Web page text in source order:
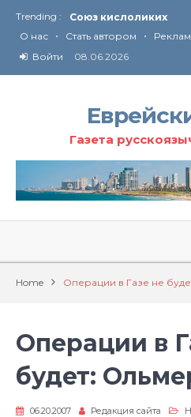
Trending :
Союз кислоликих
Соглашение США с
Технология
О нас • Стать автором •
Войти
08.06.2026
Газета
Home Операции в Газе не
Операции в
будет:
06.20.2007 Редакция сайта